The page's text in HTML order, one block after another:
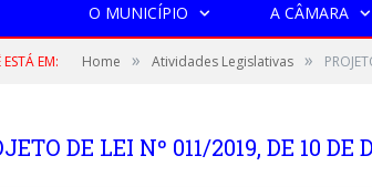
O MUNICÍPIO A CÂMARA
EM: Home » Atividades Legislativas »
DE LEI Nº 011/2019, DE 10 DE